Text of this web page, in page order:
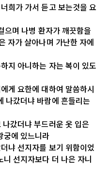
희가 가서 듣고 보는것을 요
으며 나병 환자가 깨끗함을
자가 살아나며 가난한 자에
지 아니하는 자는 복이 있도
게 요한에 대하여 말씀하시
나갔더냐 바람에 흔들리는
갔더냐 부드러운 옷 입은
궁에 있느니라
냐 선지자를 보기 위함이었
선지자보다 더 나은 자니